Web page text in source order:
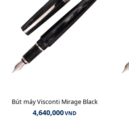
Bút máy Visconti Mirage Black
4,640,000VND